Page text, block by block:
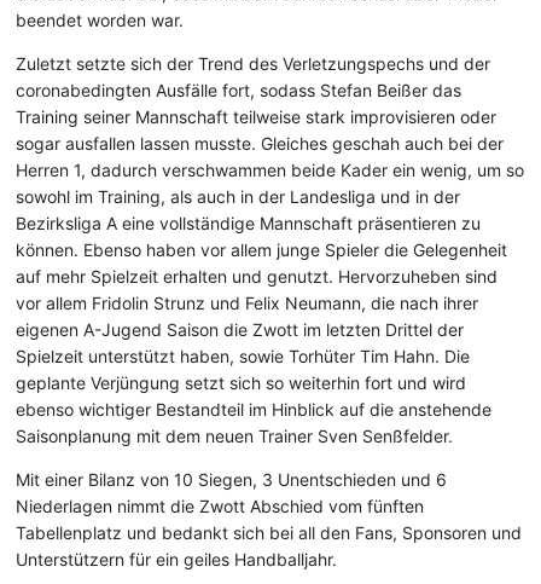
beendet worden war.
Zuletzt setzte sich der Trend des Verletzungspechs und der
coronabedingten Ausfälle fort, sodass Stefan Beißer das
Training seiner Mannschaft teilweise stark improvisieren oder
sogar ausfallen lassen musste. Gleiches geschah auch bei der
Herren 1, dadurch verschwammen beide Kader ein wenig, um so
sowohl im Training, als auch in der Landesliga und in der
Bezirksliga A eine vollständige Mannschaft präsentieren zu
können. Ebenso haben vor allem junge Spieler die Gelegenheit
auf mehr Spielzeit erhalten und genutzt. Hervorzuheben sind
vor allem Fridolin Strunz und Felix Neumann, die nach ihrer
eigenen A-Jugend Saison die Zwott im letzten Drittel der
Spielzeit unterstützt haben, sowie Torhüter Tim Hahn. Die
geplante Verjüngung setzt sich so weiterhin fort und wird
ebenso wichtiger Bestandteil im Hinblick auf die anstehende
Saisonplanung mit dem neuen Trainer Sven Senßfelder.
Mit einer Bilanz von 10 Siegen, 3 Unentschieden und 6
Niederlagen nimmt die Zwott Abschied vom fünften
Tabellenplatz und bedankt sich bei all den Fans, Sponsoren und
Unterstützern für ein geiles Handballjahr.